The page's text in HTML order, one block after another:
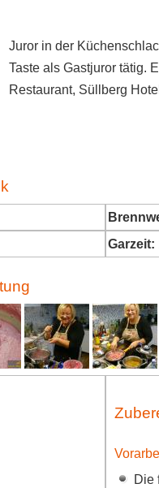
Juror in der
Taste als Gastjuror tätig.
Restaurant, Süllberg
Garzeit:
Die